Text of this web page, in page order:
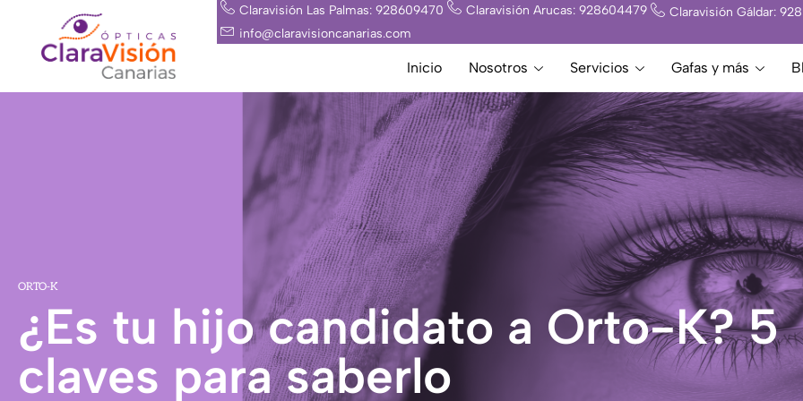
contenido
Claravisión Las Palmas: 928609470 Claravisión Arucas: 928604479
Claravisión Gáldar:
info@claravisioncanarias.com
Inicio Nosotros Servicios Gafas y más
ORTO-K
¿Es tu hijo candidato a Orto-K? 5
claves para saberlo